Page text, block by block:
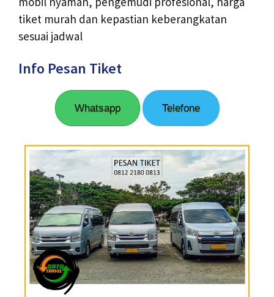
tiket murah dan kepastian keberangkatan
sesuai jadwal
Info Pesan Tiket
Whatsapp Telefone